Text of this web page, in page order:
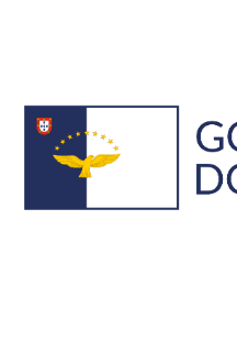
Job